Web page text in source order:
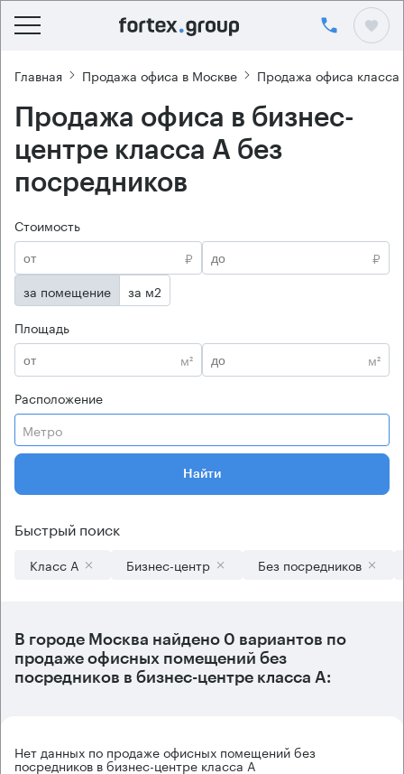
Главная Продажа офиса в Москве Продажа офиса класса
Продажа офиса в бизнес-
центре класса А без
посредников
Стоимость
₽
₽
за помещение
за м2
Площадь
м²
м²
Расположение
Метро
Найти
Быстрый поиск
Класс А Бизнес-центр Без посредников
В городе Москва найдено 0 вариантов по
продаже офисных помещений без
посредников в бизнес-центре класса А:
Нет данных по продаже офисных помещений без
посредников в бизнес-центре класса А